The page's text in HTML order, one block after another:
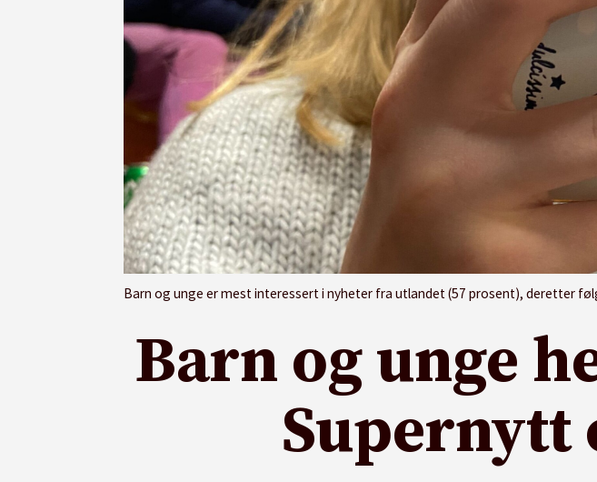
Barn og unge er mest interessert i nyheter fra utlandet (57 prosent), deretter
Barn og unge
Supernytt